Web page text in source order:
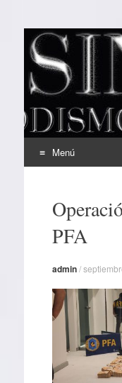
EL
Periodismo
Menú
contenido
PFA
admin/